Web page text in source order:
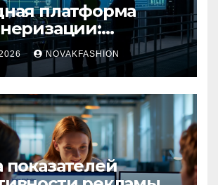
платформа
особенности
использования
NOVAKFASHION